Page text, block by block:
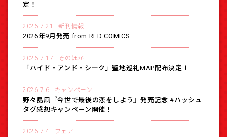
定！
2026.7.21 新刊情報
2026年9月発売 from RED COMICS
2026.7.17 そのほか
「ハイド・アンド・シーク」聖地巡礼MAP配布決定！
2026.7.6 キャンペーン
野々島凧『今世で最後の恋をしよう』発売記念 #ハッシュ
タグ感想キャンペーン開催！
2026.7.4 フェア